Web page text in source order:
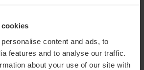
content and ads, to
features and to analyse our traffic.
about your use of our site with